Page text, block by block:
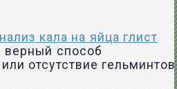
кала на яйца глист
верный способ
отсутствие гельминтов